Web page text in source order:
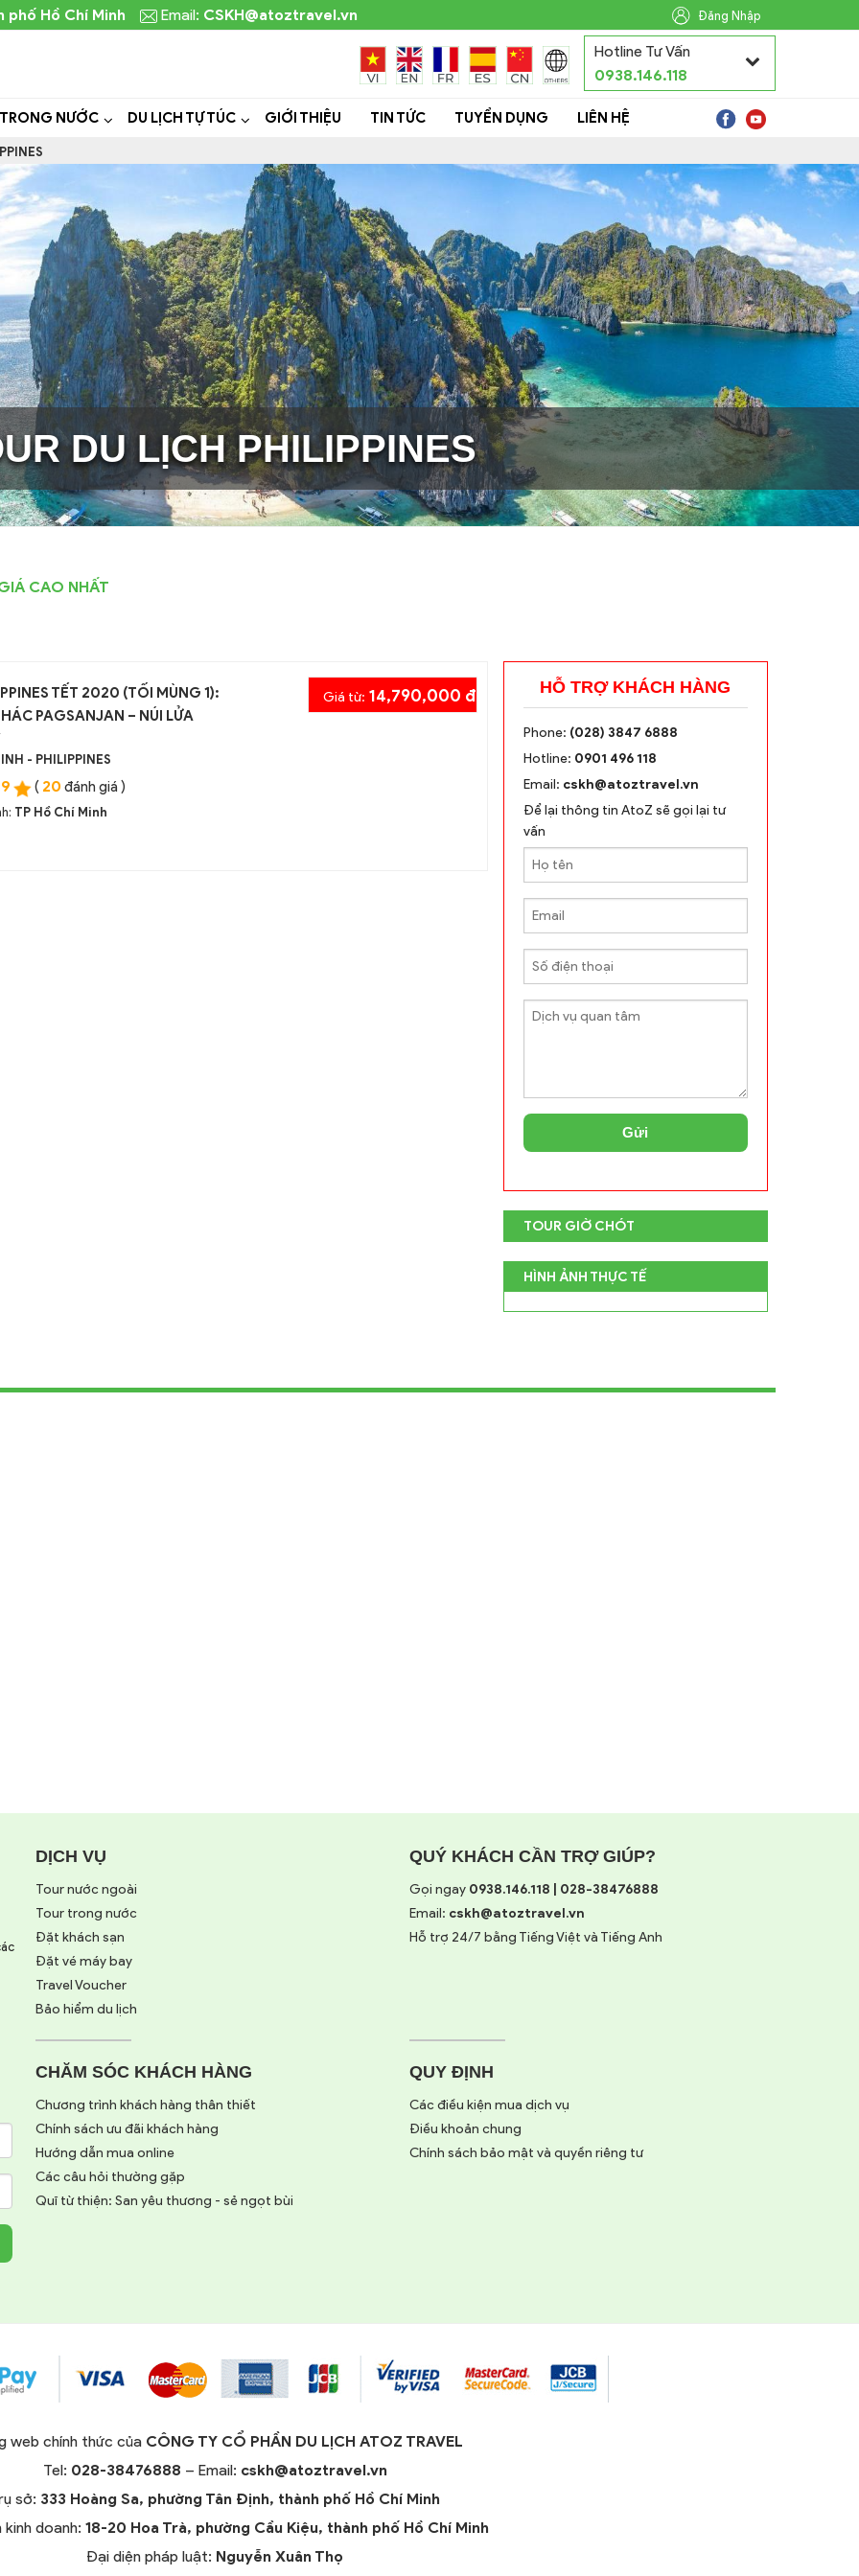
phố Hồ Chí Minh Email: CSKH@atoztravel.vn Đăng Nhập
Hotline Tư Vấn
0938.146.118
NƯỚC DU LỊCH TỰ TÚC GIỚI THIỆU TIN TỨC TUYỂN DỤNG LIÊN HỆ
DU LỊCH PHILIPPINES
CAO NHẤT
TẾT 2020 (TỐI MÙNG 1):
PAGSANJAN – NÚI LỬA
- PHILIPPINES
( 20 đánh giá )
TP Hồ Chí Minh
Giá từ: 14,790,000 đ HỖ TRỢ KHÁCH HÀNG
Phone: (028) 3847 6888
Hotline: 0901 496 118
Email: cskh@atoztravel.vn
Để lại thông tin AtoZ sẽ gọi lại tư
vấn
Gửi
TOUR GIỜ CHÓT
HÌNH ẢNH THỰC TẾ
DỊCH VỤ
Tour nước ngoài
Tour trong nước
Đặt khách sạn
Đặt vé máy bay
Travel Voucher
Bảo hiểm du lịch
QUÝ KHÁCH CẦN TRỢ GIÚP?
Gọi ngay 0938.146.118 | 028-38476888
Email: cskh@atoztravel.vn
Hỗ trợ 24/7 bằng Tiếng Việt và Tiếng Anh
CHĂM SÓC KHÁCH HÀNG
Chương trình khách hàng thân thiết
Chính sách ưu đãi khách hàng
Hướng dẫn mua online
Các câu hỏi thường gặp
Quĩ từ thiện: San yêu thương - sẻ ngọt bùi
QUY ĐỊNH
Các điều kiện mua dịch vụ
Điều khoản chung
Chính sách bảo mật và quyền riêng tư
web chính thức của CÔNG TY CỔ PHẦN DU LỊCH ATOZ TRAVEL
Tel: 028-38476888 – Email: cskh@atoztravel.vn
sở: 333 Hoàng Sa, phường Tân Định, thành phố Hồ Chí Minh
doanh: 18-20 Hoa Trà, phường Cầu Kiệu, thành phố Hồ Chí Minh
Đại diện pháp luật: Nguyễn Xuân Thọ